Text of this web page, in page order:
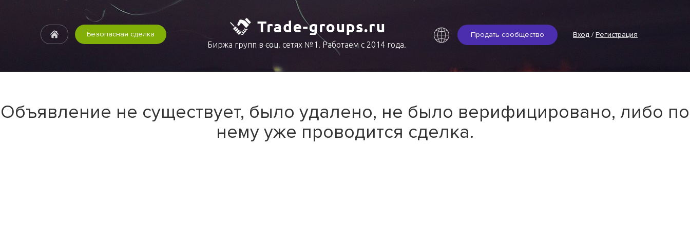
Продать сообщество Вход / Регистрация
Безопасная сделка
Биржа групп в соц. сетях №1. Работаем с 2014 года.
Объявление не существует, было удалено, не было верифицировано, либо по
нему уже проводится сделка.